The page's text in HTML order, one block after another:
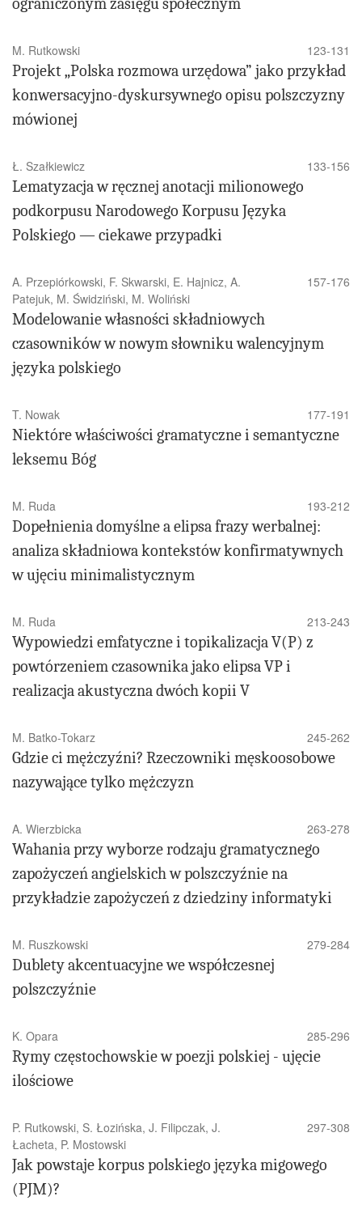
M. Rutkowski 123-131
Projekt „Polska rozmowa urzędowa” jako przykład
konwersacyjno-dyskursywnego opisu polszczyzny
mówionej
Ł. Szałkiewicz 133-156
Lematyzacja w ręcznej anotacji milionowego
podkorpusu Narodowego Korpusu Języka
Polskiego — ciekawe przypadki
A. Przepiórkowski, F. Skwarski, E. Hajnicz, A.
Patejuk, M. Świdziński, M. Woliński
157-176
Modelowanie własności składniowych
czasowników w nowym słowniku walencyjnym
języka polskiego
T. Nowak 177-191
Niektóre właściwości gramatyczne i semantyczne
leksemu Bóg
M. Ruda 193-212
Dopełnienia domyślne a elipsa frazy werbalnej:
analiza składniowa kontekstów konfirmatywnych
w ujęciu minimalistycznym
M. Ruda 213-243
Wypowiedzi emfatyczne i topikalizacja V(P) z
powtórzeniem czasownika jako elipsa VP i
realizacja akustyczna dwóch kopii V
M. Batko-Tokarz 245-262
Gdzie ci mężczyźni? Rzeczowniki męskoosobowe
nazywające tylko mężczyzn
A. Wierzbicka 263-278
Wahania przy wyborze rodzaju gramatycznego
zapożyczeń angielskich w polszczyźnie na
przykładzie zapożyczeń z dziedziny informatyki
M. Ruszkowski 279-284
Dublety akcentuacyjne we współczesnej
polszczyźnie
K. Opara 285-296
Rymy częstochowskie w poezji polskiej - ujęcie
ilościowe
P. Rutkowski, S. Łozińska, J. Filipczak, J.
Łacheta, P. Mostowski
297-308
Jak powstaje korpus polskiego języka migowego
(PJM)?